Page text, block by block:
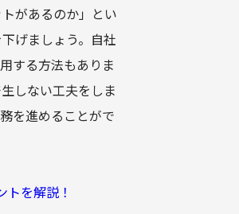
があるのか」とい
げましょう。自社
する方法もありま
しない工夫をしま
を進めることがで
を解説！